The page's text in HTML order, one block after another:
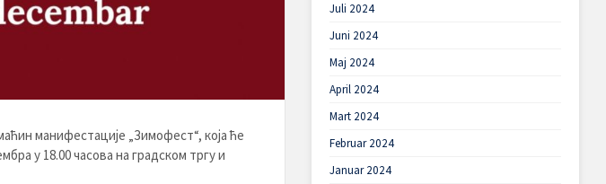
манифестације „Зимофест“, која ће
у 18.00 часова на градском тргу и
Juli 2024
Juni 2024
Maj 2024
April 2024
Mart 2024
Februar 2024
Januar 2024